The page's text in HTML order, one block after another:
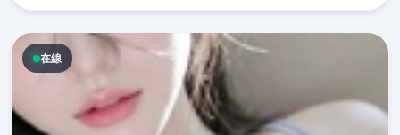
在線